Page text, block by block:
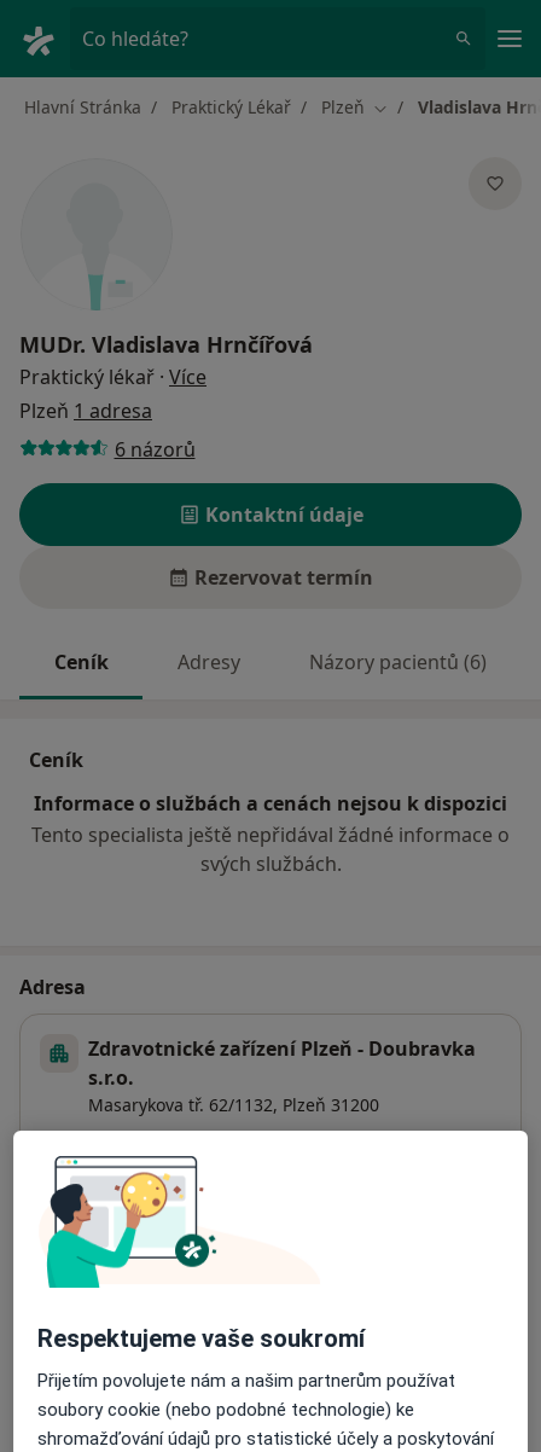
Co hledáte?
Hlavní Stránka Praktický Lékař Plzeň Změna města
Vladislava
MUDr. Vladislava Hrnčířová
Praktický lékař · Více
Plzeň 1 adresa
6 názorů
Kontaktní údaje
Rezervovat termín
Ceník Adresy Názory pacientů (6)
Ceník
Informace o službách a cenách nejsou k dispozici
Tento specialista ještě nepřidával žádné informace o
svých službách.
Adresa
Zdravotnické zařízení Plzeň - Doubravka
s.r.o.
Masarykova tř. 62/1132, Plzeň 31200
Dostupnost
Na této adrese online kalendář není aktivní
Co mám v takové situaci udělat?
Způsoby platby (soukromé návštěvy)
Na teto adrese lékař přijímá pacienty na pojišťovnu
Detaily
Respektujeme vaše soukromí
Přijetím povolujete nám a našim partnerům používat
soubory cookie (nebo podobné technologie) ke
shromažďování údajů pro statistické účely a poskytování